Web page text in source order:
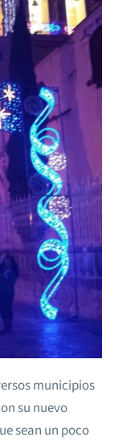
municipios
su nuevo
sean un poco